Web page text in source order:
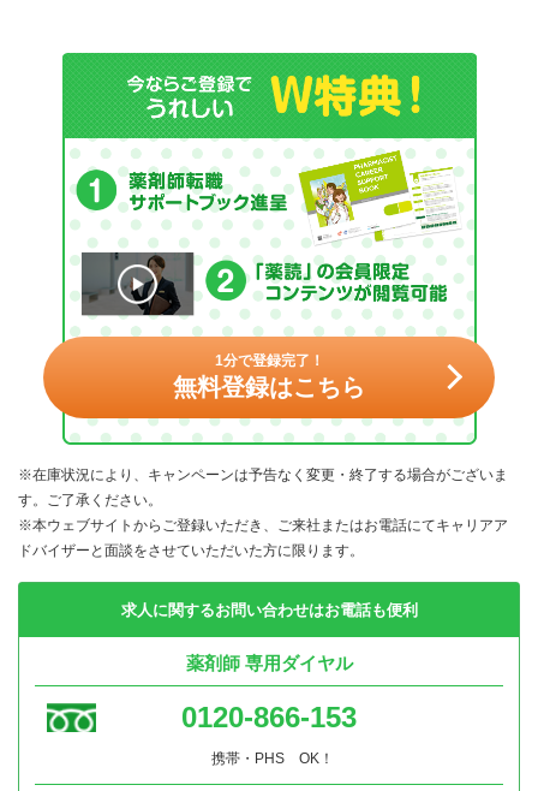
※在庫状況により、キャンペーンは予告なく変更・終了する場合がございま
す。ご了承ください。
※本ウェブサイトからご登録いただき、ご来社またはお電話にてキャリアア
ドバイザーと面談をさせていただいた方に限ります。
1分で登録完了！
無料登録はこちら
求人に関するお問い合わせはお電話も便利
薬剤師 専用ダイヤル
0120-866-153
携帯・PHS OK！